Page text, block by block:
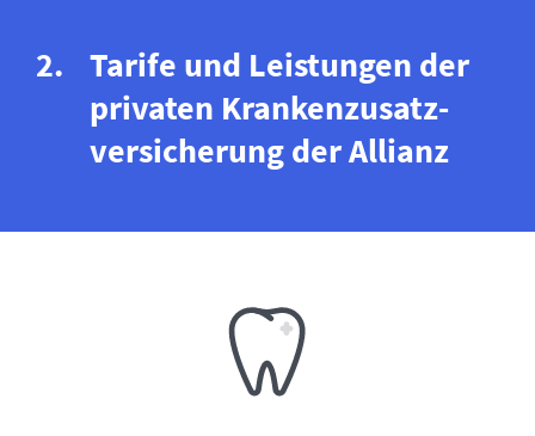
Tarife und Leistungen der
privaten Krankenzusatz­
versicherung der Allianz